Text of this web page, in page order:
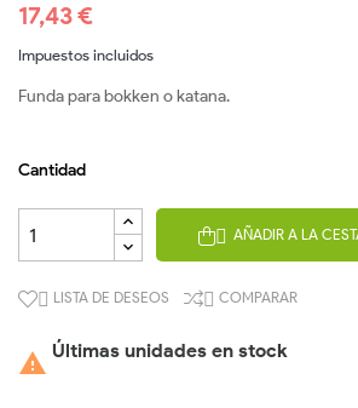
17,43 €
Impuestos incluidos
Funda para bokken o katana.
Cantidad
 AÑADIR A LA
 LISTA DE DESEOS  COMPARAR
 Últimas unidades en stock